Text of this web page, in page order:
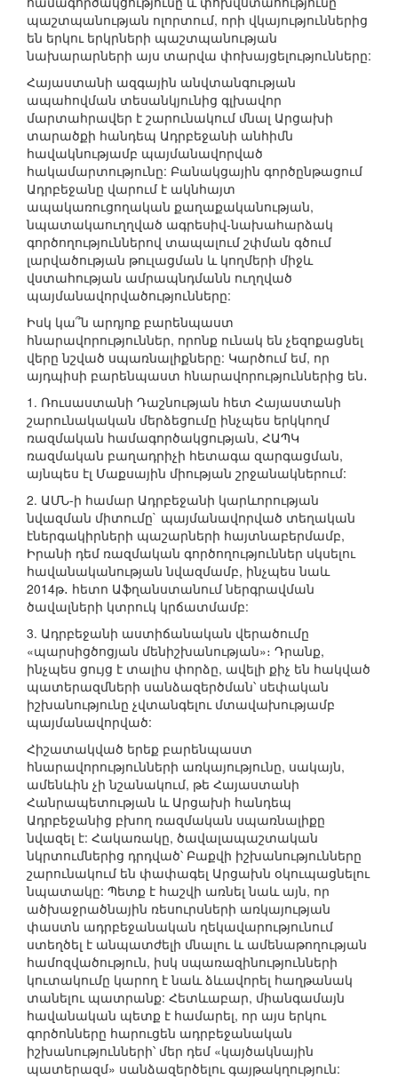
պաշտպանության ոլորտում, որի վկայություններից
են երկու երկրների պաշտպանության
նախարարների այս տարվա փոխայցելությունները:
Հայաստանի ազգային անվտանգության
ապահովման տեսանկյունից գլխավոր
մարտահրավեր է շարունակում մնալ Արցախի
տարածքի հանդեպ Ադրբեջանի անհիմն
հավակնությամբ պայմանավորված
հակամարտությունը: Բանակցային գործընթացում
Ադրբեջանը վարում է ակնհայտ
ապակառուցողական քաղաքականության,
նպատակաուղղված ագրեսիվ-նախահարձակ
գործողություններով տապալում շփման գծում
լարվածության թուլացման և կողմերի միջև
վստահության ամրապնդմանն ուղղված
պայմանավորվածությունները:
Իսկ կա՞ն արդյոք բարենպաստ
հնարավորություններ, որոնք ունակ են չեզոքացնել
վերը նշված սպառնալիքները: Կարծում եմ, որ
այդպիսի բարենպաստ հնարավորություններից են․
1. Ռուսաստանի Դաշնության հետ Հայաստանի
շարունակական մերձեցումը ինչպես երկկողմ
ռազմական համագործակցության, ՀԱՊԿ
ռազմական բաղադրիչի հետագա զարգացման,
այնպես էլ Մաքսային միության շրջանակներում:
2. ԱՄՆ-ի համար Ադրբեջանի կարևորության
նվազման միտումը` պայմանավորված տեղական
էներգակիրների պաշարների հայտնաբերմամբ,
Իրանի դեմ ռազմական գործողություններ սկսելու
հավանականության նվազմամբ, ինչպես նաև
2014թ․ հետո Աֆղանստանում ներգրավման
ծավալների կտրուկ կրճատմամբ:
3. Ադրբեջանի աստիճանական վերածումը
«պարսիցծոցյան մենիշխանության»։ Դրանք,
ինչպես ցույց է տալիս փորձը, ավելի քիչ են հակված
պատերազմների սանձազերծման՝ սեփական
իշխանությունը չվտանգելու մտավախությամբ
պայմանավորված:
Հիշատակված երեք բարենպաստ
հնարավորությունների առկայությունը, սակայն,
ամենևին չի նշանակում, թե Հայաստանի
Հանրապետության և Արցախի հանդեպ
Ադրբեջանից բխող ռազմական սպառնալիքը
նվազել է: Հակառակը, ծավալապաշտական
նկրտումներից դրդված՝ Բաքվի իշխանությունները
շարունակում են փափագել Արցախն օկուպացնելու
նպատակը: Պետք է հաշվի առնել նաև այն, որ
ածխաջրածնային ռեսուրսների առկայության
փաստն ադրբեջանական ղեկավարությունում
ստեղծել է անպատժելի մնալու և ամենաթողության
համոզվածություն, իսկ սպառազինությունների
կուտակումը կարող է նաև ձևավորել հաղթանակ
տանելու պատրանք: Հետևաբար, միանգամայն
հավանական պետք է համարել, որ այս երկու
գործոնները հարուցեն ադրբեջանական
իշխանությունների՝ մեր դեմ «կայծակնային
պատերազմ» սանձազերծելու գայթակղություն: